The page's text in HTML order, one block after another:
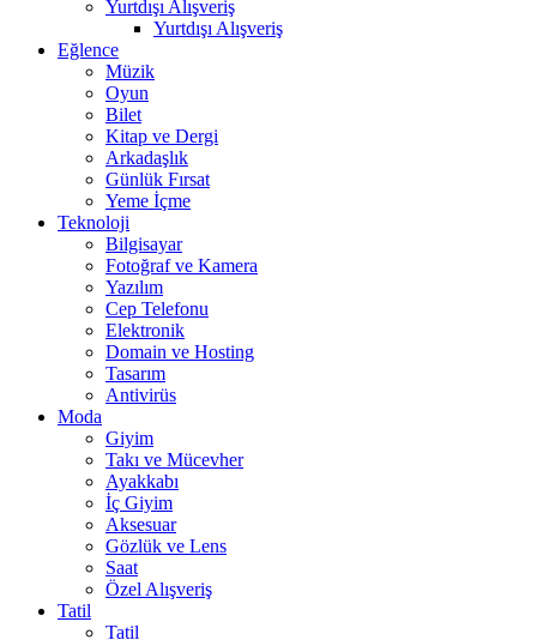
Yurtdışı Alışveriş
Yurtdışı Alışveriş
Eğlence
Müzik
Oyun
Bilet
Kitap ve Dergi
Arkadaşlık
Günlük Fırsat
Yeme İçme
Teknoloji
Bilgisayar
Fotoğraf ve Kamera
Yazılım
Cep Telefonu
Elektronik
Domain ve Hosting
Tasarım
Antivirüs
Moda
Giyim
Takı ve Mücevher
Ayakkabı
İç Giyim
Aksesuar
Gözlük ve Lens
Saat
Özel Alışveriş
Tatil
Tatil